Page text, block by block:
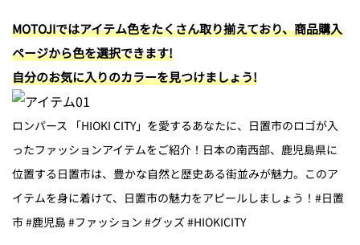
地元一覧
お問い合わせ
MOTOJIではアイテム色をたくさん取り揃えており、商品購入
ページから色を選択できます!
自分のお気に入りのカラーを見つけましょう!
ロンパース 「HIOKI CITY」を愛するあなたに、日置市のロゴが入
ったファッションアイテムをご紹介！日本の南西部、鹿児島県に
位置する日置市は、豊かな自然と歴史ある街並みが魅力。このア
イテムを身に着けて、日置市の魅力をアピールしましょう！#日置
市 #鹿児島 #ファッション #グッズ #HIOKICITY